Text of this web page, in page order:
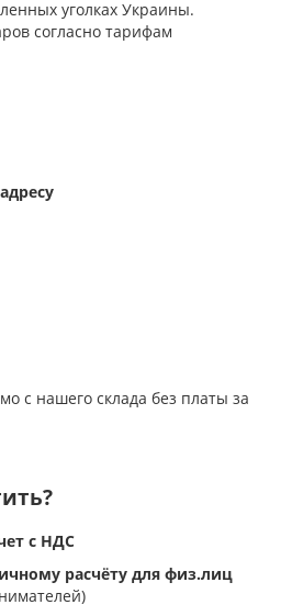
уголках Украины.
согласно тарифам
с нашего склада без платы за
с НДС
расчёту для физ.лиц